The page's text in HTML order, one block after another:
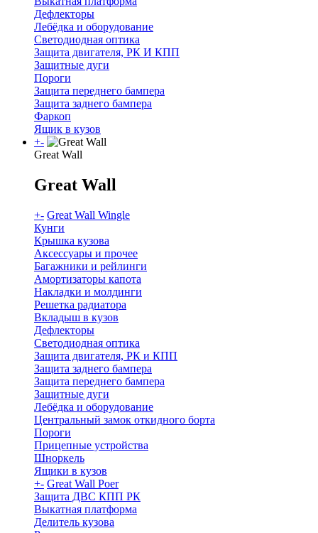
Дефлекторы
Лебёдка и оборудование
Светодиодная оптика
Защита двигателя, РК И КПП
Защитные дуги
Пороги
Защита переднего бампера
Защита заднего бампера
Фаркоп
Ящик в кузов
+-
Great Wall
Great Wall
+- Great Wall Wingle
Кунги
Крышка кузова
Аксессуары и прочее
Багажники и рейлинги
Амортизаторы капота
Накладки и молдинги
Решетка радиатора
Вкладыш в кузов
Дефлекторы
Светодиодная оптика
Защита двигателя, РК и КПП
Защита заднего бампера
Защита переднего бампера
Защитные дуги
Лебёдка и оборудование
Центральный замок откидного борта
Пороги
Прицепные устройства
Шноркель
Ящики в кузов
+- Great Wall Poer
Защита ДВС КПП РК
Выкатная платформа
Делитель кузова